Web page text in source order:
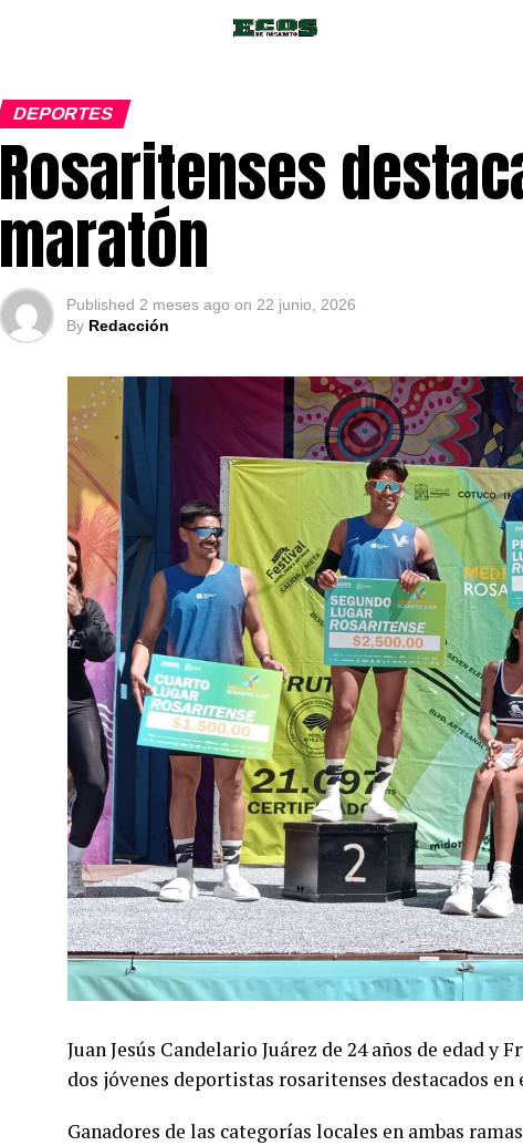
DEPORTES
Rosaritenses
maratón
Published 2 meses ago on 22 junio, 2026
By Redacción
Juan Jesús Candelario Juárez de 24 años de edad y
dos jóvenes deportistas rosaritenses destacados
Ganadores de las categorías locales en ambas